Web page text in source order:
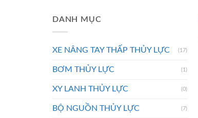
DANH MỤC
XE NÂNG TAY THẤP THỦY LỰC (17)
BƠM THỦY LỰC (1)
XY LANH THỦY LỰC (0)
BỘ NGUỒN THỦY LỰC (7)